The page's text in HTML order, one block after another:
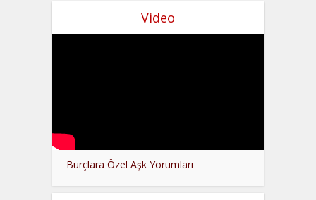
Video
Burçlara Özel Aşk Yorumları